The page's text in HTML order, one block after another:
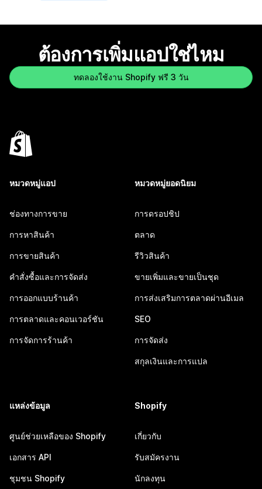
ต้องการเพิ่มแอปใช่ไหม
ทดลองใช้งาน Shopify ฟรี 3 วัน
หมวดหมู่แอป
ช่องทางการขาย
การหาสินค้า
การขายสินค้า
คำสั่งซื้อและการจัดส่ง
การออกแบบร้านค้า
การตลาดและคอนเวอร์ชัน
การจัดการร้านค้า
หมวดหมู่ยอดนิยม
การดรอปชิป
ตลาด
รีวิวสินค้า
ขายเพิ่มและขายเป็นชุด
การส่งเสริมการตลาดผ่านอีเมล
SEO
การจัดส่ง
สกุลเงินและการแปล
แหล่งข้อมูล
ศูนย์ช่วยเหลือของ Shopify
เอกสาร API
ชุมชน Shopify
Shopify
เกี่ยวกับ
รับสมัครงาน
นักลงทุน